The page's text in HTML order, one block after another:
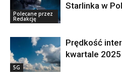
Polecane przez
Redakcję
Starlinka w
5G
Prędkość
kwartale